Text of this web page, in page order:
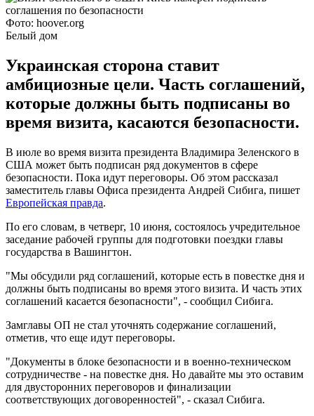
Фото: hoover.org
Белый дом
Украинская сторона ставит
амбициозные цели. Часть соглашений,
которые должны быть подписаны во
время визита, касаются безопасности.
В июле во время визита президента Владимира Зеленского в
США может быть подписан ряд документов в сфере
безопасности. Пока идут переговоры. Об этом рассказал
заместитель главы Офиса президента Андрей Сибига, пишет
Европейская правда.
По его словам, в четверг, 10 июня, состоялось учредительное
заседание рабочей группы для подготовки поездки главы
государства в Вашингтон.
"Мы обсудили ряд соглашений, которые есть в повестке дня и
должны быть подписаны во время этого визита. И часть этих
соглашений касается безопасности", - сообщил Сибига.
Замглавы ОП не стал уточнять содержание соглашений,
отметив, что еще идут переговоры.
"Документы в блоке безопасности и в военно-техническом
сотрудничестве - на повестке дня. Но давайте мы это оставим
для двусторонних переговоров и финализации
соответствующих договоренностей", - сказал Сибига.